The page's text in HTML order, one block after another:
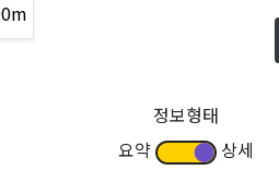
정보형태
요약
상세